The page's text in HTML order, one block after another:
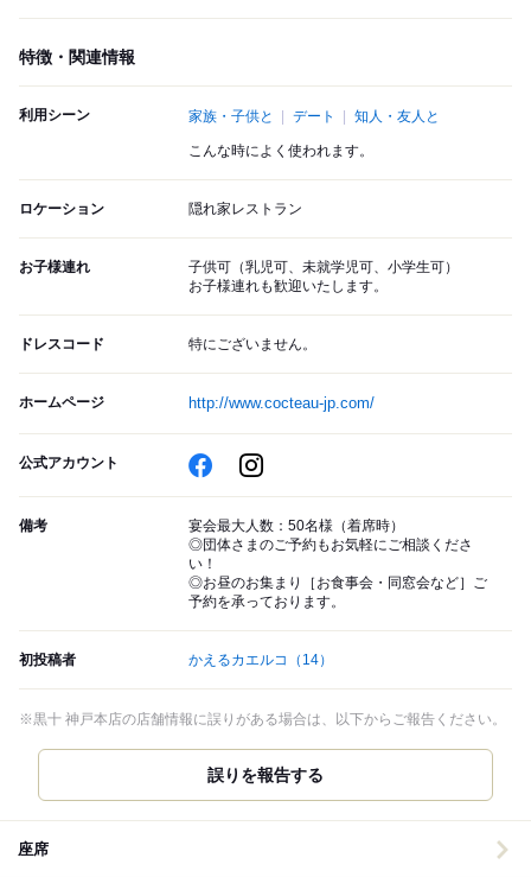
特徴・関連情報
利用シーン 家族・子供と デート 知人・友人と
こんな時によく使われます。
ロケーション 隠れ家レストラン
お子様連れ
子供可（乳児可、未就学児可、小学生可）
お子様連れも歓迎いたします。
ドレスコード 特にございません。
ホームページ http://www.cocteau-jp.com/
公式アカウント
備考
宴会最大人数：50名様（着席時）
◎団体さまのご予約もお気軽にご相談くださ
い！
◎お昼のお集まり［お食事会・同窓会など］ご
予約を承っております。
初投稿者 かえるカエルコ （14）
※黒十 神戸本店の店舗情報に誤りがある場合は、以下からご報告ください。
誤りを報告する
座席